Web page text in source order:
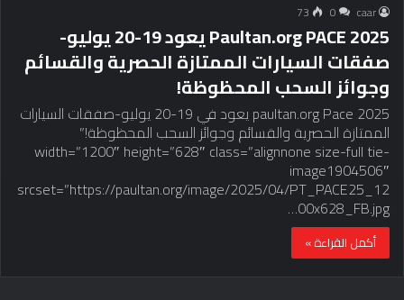
caar
0
73
Paultan.org PACE 2025 يعود 19-20 يوليو-
صفقات السيارات الممتازة الحصرية والقسائم
وجوائز السحب المحظوظة!
paultan.org Pace 2025 يعود في 19-20 يوليو-صفقات السيارات
الممتازة الحصرية والقسائم وجوائز السحب المحظوظة!”
width=”1200″ height=”628″ class=”alignnone size-full tie-
image1904506″
srcset=”https://paultan.org/image/2025/04/PT_PACE25_12
00x628_FB.jpg…
أكمل القراءة »